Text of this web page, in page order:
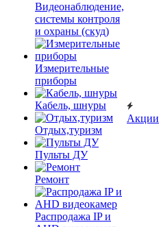
Видеонаблюдение,
системы контроля
и охраны (скуд)
Измерительные
приборы
Кабель, шнуры
Отдых,туризм
Пульты ДУ
Ремонт
Распродажа IP и
Акции